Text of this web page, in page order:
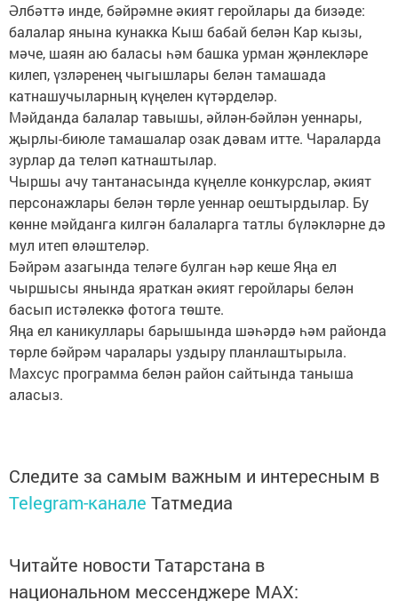
Әлбәттә инде, бәйрәмне әкият геройлары да бизәде:
балалар янына кунакка Кыш бабай белән Кар кызы,
мәче, шаян аю баласы һәм башка урман җәнлекләре
килеп, үзләренең чыгышлары белән тамашада
катнашучыларның күңелен күтәрделәр.
Мәйданда балалар тавышы, әйлән-бәйлән уеннары,
җырлы-биюле тамашалар озак дәвам итте. Чараларда
зурлар да теләп катнаштылар.
Чыршы ачу тантанасында күңелле конкурслар, әкият
персонажлары белән төрле уеннар оештырдылар. Бу
көнне мәйданга килгән балаларга татлы бүләкләрне дә
мул итеп өләштеләр.
Бәйрәм азагында теләге булган һәр кеше Яңа ел
чыршысы янында яраткан әкият геройлары белән
басып истәлеккә фотога төште.
Яңа ел каникуллары барышында шәһәрдә һәм районда
төрле бәйрәм чаралары уздыру планлаштырыла.
Махсус программа белән район сайтында таныша
аласыз.
Следите за самым важным и интересным в
Telegram-канале Татмедиа
Читайте новости Татарстана в
национальном мессенджере MАХ: